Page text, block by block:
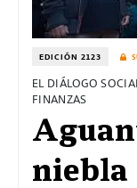
EDICIÓN 2123
EL DIÁLOGO
FINANZAS
niebla